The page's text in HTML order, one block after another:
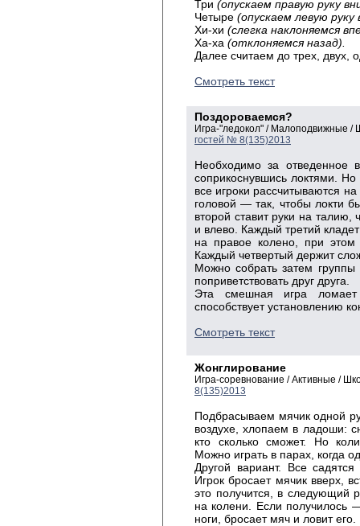
Три (опускаем правую руку
Четыре (опускаем левую руку
Хи-хи (слегка наклоняемся
Ха-ха (отклоняемся назад).
Далее считаем до трех, двух,
Смотреть текст
Поздороваемся?
Игра-"ледокол" / Малоподвижные
гостей № 8(135)2013
Необходимо за отведенное
соприкоснувшись локтями. Но
все игроки рассчитываются
головой — так, чтобы локти
второй ставит руки на
и влево. Каждый третий
на правое колено, при этом
Каждый четвертый держит
Можно собрать затем группы
поприветствовать друг друга.
Эта смешная игра ломает
способствует установлению
Смотреть текст
Жонглирование
Игра-соревнование / Активные /
8(135)2013
Подбрасываем мячик одной
воздухе, хлопаем в ладоши:
кто сколько сможет. Но
Можно играть в парах, когда
Другой вариант. Все
Игрок бросает мячик вверх,
это получится, в следующий
на колени. Если получилось
ноги, бросает мяч и ловит его.